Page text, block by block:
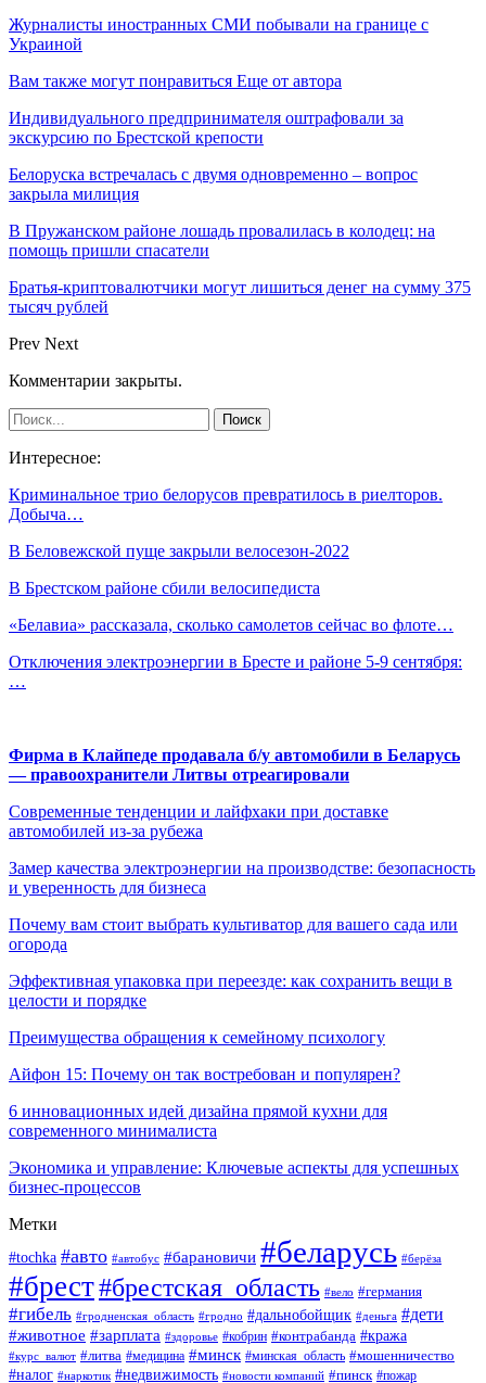
Журналисты иностранных СМИ побывали на границе с
Украиной
Вам также могут понравиться Еще от автора
Индивидуального предпринимателя оштрафовали за
экскурсию по Брестской крепости
Белоруска встречалась с двумя одновременно – вопрос
закрыла милиция
В Пружанском районе лошадь провалилась в колодец: на
помощь пришли спасатели
Братья-криптовалютчики могут лишиться денег на сумму 375
тысяч рублей
Prev Next
Комментарии закрыты.
Интересное:
Криминальное трио белорусов превратилось в риелторов.
Добыча…
В Беловежской пуще закрыли велосезон-2022
В Брестском районе сбили велосипедиста
«Белавиа» рассказала, сколько самолетов сейчас во флоте…
Отключения электроэнергии в Бресте и районе 5-9 сентября:
…
Фирма в Клайпеде продавала б/у автомобили в Беларусь
— правоохранители Литвы отреагировали
Современные тенденции и лайфхаки при доставке
автомобилей из-за рубежа
Замер качества электроэнергии на производстве: безопасность
и уверенность для бизнеса
Почему вам стоит выбрать культиватор для вашего сада или
огорода
Эффективная упаковка при переезде: как сохранить вещи в
целости и порядке
Преимущества обращения к семейному психологу
Айфон 15: Почему он так востребован и популярен?
6 инновационных идей дизайна прямой кухни для
современного минималиста
Экономика и управление: Ключевые аспекты для успешных
бизнес-процессов
Метки
#tochka #авто #автобус #барановичи #беларусь #берёза
#брест#брестская_область #вело #германия
#гибель #гродненская_область #гродно #дальнобойщик #деньга #дети
#животное #зарплата #здоровье #кобрин #контрабанда #кража
#курс_валют #литва #медицина #минск #минская_область #мошенничество
#налог #наркотик #недвижимость #новости компаний #пинск #пожар